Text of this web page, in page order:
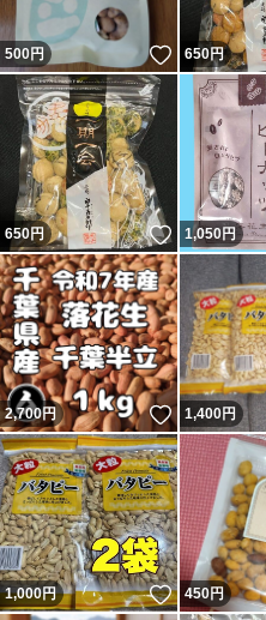
500円 いいね！
650円
650円 いいね！
1,050円
2,700円 いいね！
1,400円
1,000円 いいね！
450円